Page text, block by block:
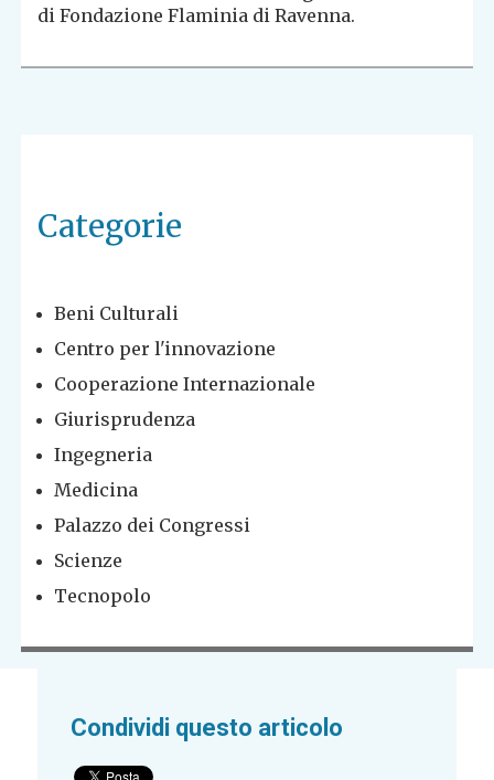
di Fondazione Flaminia di Ravenna.
Categorie
Beni Culturali
Centro per l'innovazione
Cooperazione Internazionale
Giurisprudenza
Ingegneria
Medicina
Palazzo dei Congressi
Scienze
Tecnopolo
Condividi questo articolo